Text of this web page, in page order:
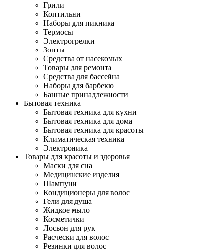
Грили
Коптильни
Наборы для пикника
Термосы
Электрогрелки
Зонты
Средства от насекомых
Товары для ремонта
Средства для бассейна
Наборы для барбекю
Банные принадлежности
Бытовая техника
Бытовая техника для кухни
Бытовая техника для дома
Бытовая техника для красоты
Климатическая техника
Электроника
Товары для красоты и здоровья
Маски для сна
Медицинские изделия
Шампуни
Кондиционеры для волос
Гели для душа
Жидкое мыло
Косметички
Лосьон для рук
Расчески для волос
Резинки для волос